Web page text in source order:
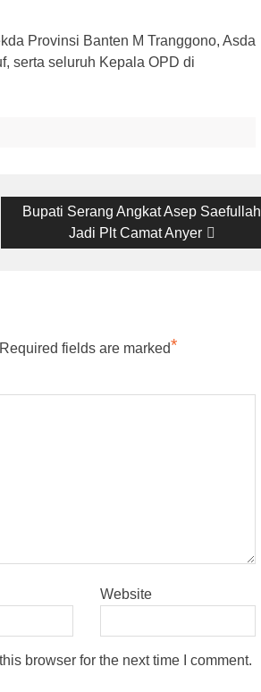
Provinsi Banten M Tranggono, Asda
serta seluruh Kepala OPD di
Next
Bupati Serang Angkat Asep Saefullah
Jadi Plt Camat Anyer
Required fields are marked*
Website
browser for the next time I comment.